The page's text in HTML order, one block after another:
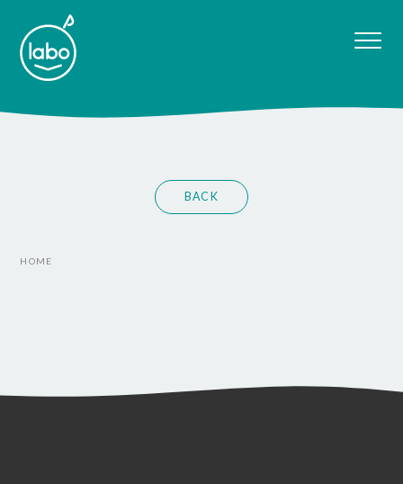
BACK
HOME